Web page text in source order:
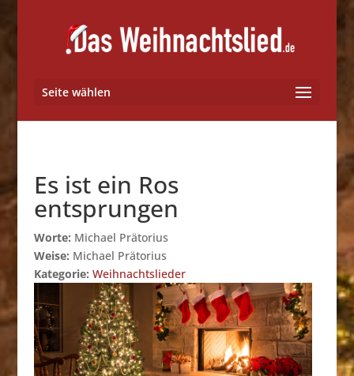
Seite wählen
Es ist ein Ros
entsprungen
Worte: Michael Prätorius
Weise: Michael Prätorius
Kategorie: Weihnachtslieder